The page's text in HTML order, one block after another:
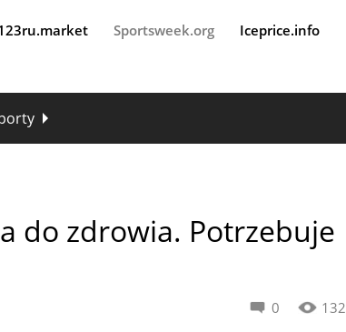
Sportsweek.org Iceprice.info
do zdrowia. Potrzebuje
0 132